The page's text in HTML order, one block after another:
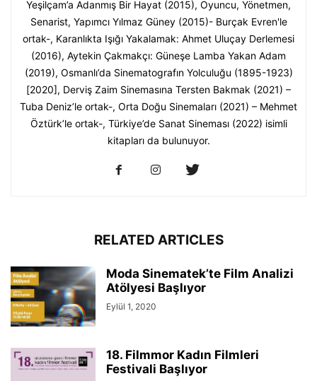
Yeşilçam’a Adanmış Bir Hayat (2015), Oyuncu, Yönetmen,
Senarist, Yapımcı Yılmaz Güney (2015)- Burçak Evren'le
ortak-, Karanlıkta Işığı Yakalamak: Ahmet Uluçay Derlemesi
(2016), Aytekin Çakmakçı: Güneşe Lamba Yakan Adam
(2019), Osmanlı’da Sinematografın Yolculuğu (1895-1923)
[2020], Derviş Zaim Sinemasına Tersten Bakmak (2021) –
Tuba Deniz’le ortak-, Orta Doğu Sinemaları (2021) – Mehmet
Öztürk’le ortak-, Türkiye’de Sanat Sineması (2022) isimli
kitapları da bulunuyor.
RELATED ARTICLES
Moda Sinematek’te Film Analizi
Atölyesi Başlıyor
Eylül 1, 2020
18. Filmmor Kadın Filmleri
Festivali Başlıyor